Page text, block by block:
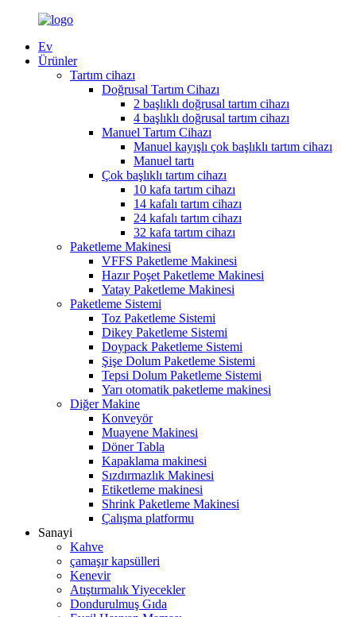
Ev
Ürünler
Tartım cihazı
Doğrusal Tartım Cihazı
2 başlıklı doğrusal tartım cihazı
4 başlıklı doğrusal tartım cihazı
Manuel Tartım Cihazı
Manuel kayışlı çok başlıklı tartım cihazı
Manuel tartı
Çok başlıklı tartım cihazı
10 kafa tartım cihazı
14 kafalı tartım cihazı
24 kafalı tartım cihazı
32 kafa tartım cihazı
Paketleme Makinesi
VFFS Paketleme Makinesi
Hazır Poşet Paketleme Makinesi
Yatay Paketleme Makinesi
Paketleme Sistemi
Toz Paketleme Sistemi
Dikey Paketleme Sistemi
Doypack Paketleme Sistemi
Şişe Dolum Paketleme Sistemi
Tepsi Dolum Paketleme Sistemi
Yarı otomatik paketleme makinesi
Diğer Makine
Konveyör
Muayene Makinesi
Döner Tabla
Kapaklama makinesi
Sızdırmazlık Makinesi
Etiketleme makinesi
Shrink Paketleme Makinesi
Çalışma platformu
Sanayi
Kahve
çamaşır kapsülleri
Kenevir
Atıştırmalık Yiyecekler
Dondurulmuş Gıda